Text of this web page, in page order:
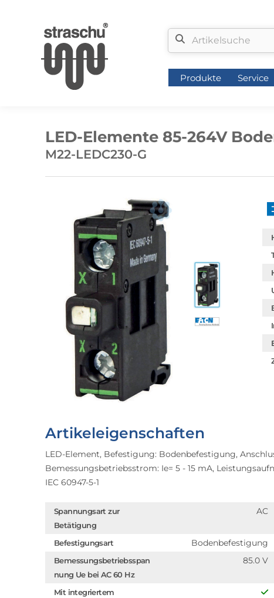
Produkte Service
LED-Elemente 85-264V
M22-LEDC230-G
Artikeleigenschaften
LED-Element, Befestigung: Bodenbefestigung,
Bemessungsbetriebsstrom: Ie= 5 - 15 mA,
IEC 60947-5-1
Spannungsart zur
Betätigung
AC
Befestigungsart Bodenbefestigung
Bemessungsbetriebsspan
nung Ue bei AC 60 Hz
85.0 V
Mit integriertem
Produkte Service